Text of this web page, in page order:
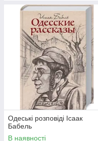
Одеські розповіді Ісаак
Бабель
В наявності